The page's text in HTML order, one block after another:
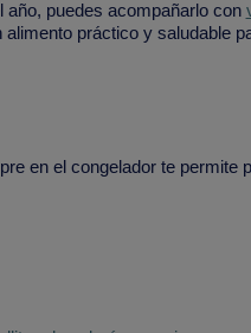
puedes acompañarlo con
práctico y saludable
en el congelador te permite